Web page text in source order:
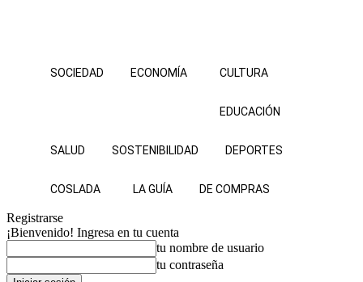
SOCIEDAD ECONOMÍA CULTURA
EDUCACIÓN
SALUD SOSTENIBILIDAD DEPORTES
COSLADA LA GUÍA DE COMPRAS
Registrarse
¡Bienvenido! Ingresa en tu cuenta
tu nombre de usuario
tu contraseña